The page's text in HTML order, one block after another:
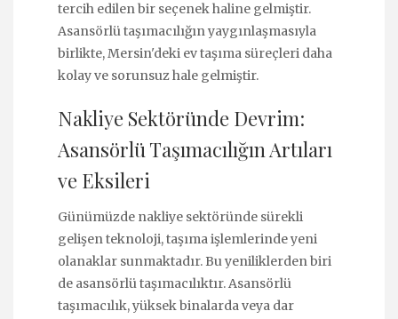
tercih edilen bir seçenek haline gelmiştir.
Asansörlü taşımacılığın yaygınlaşmasıyla
birlikte, Mersin'deki ev taşıma süreçleri daha
kolay ve sorunsuz hale gelmiştir.
Nakliye Sektöründe Devrim:
Asansörlü Taşımacılığın Artıları
ve Eksileri
Günümüzde nakliye sektöründe sürekli
gelişen teknoloji, taşıma işlemlerinde yeni
olanaklar sunmaktadır. Bu yeniliklerden biri
de asansörlü taşımacılıktır. Asansörlü
taşımacılık, yüksek binalarda veya dar